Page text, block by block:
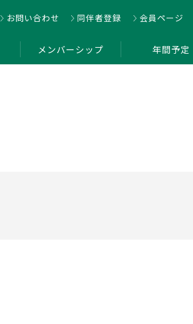
お問い合わせ 同伴者登録 会員ページ
メンバーシップ 年間予定